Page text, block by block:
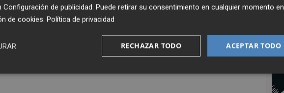
Configuración de publicidad. Puede retirar su consentimiento en cualquier momento en
de cookies. Política de privacidad
ACEPTAR TODO
RECHAZAR TODO